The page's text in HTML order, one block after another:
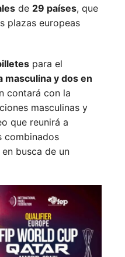
de 29 países, que
plazas europeas
para el
masculina y dos en
contará con la
masculinas y
que reunirá a
combinados
busca de un